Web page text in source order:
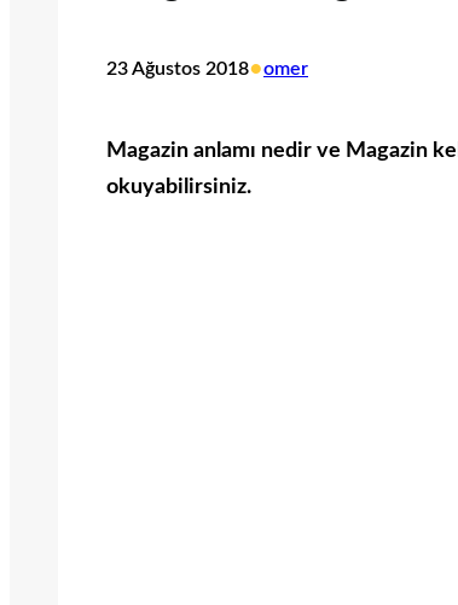
23 Ağustos 2018•omer
Magazin anlamı nedir ve Magazin
okuyabilirsiniz.